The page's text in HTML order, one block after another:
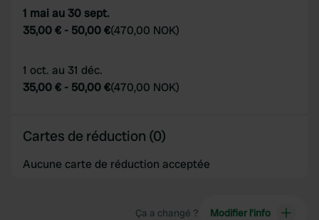
1 mai au 30 sept.
35,00 € - 50,00 €(470,00 NOK)
1 oct. au 31 déc.
35,00 € - 50,00 €(470,00 NOK)
Cartes de réduction (0)
Aucune carte de réduction acceptée
Ça a changé ? Modifier l’info